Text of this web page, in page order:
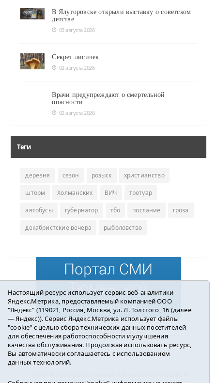
В Ялуторовске открыли выставку о советском
детстве
03 августа 2026
Секрет лисичек
02 августа 2026
Врачи предупреждают о смертельной
опасности
02 августа 2026
Теги
деревня сезон розыск христианство
шторм Холманских ВИЧ тротуар
автобусы губернатор тбо послание гроза
декабристские вечера рыболовство
Погода в Ялуторовске
Настоящий ресурс использует сервис веб-аналитики
Яндекс.Метрика, предоставляемый компанией ООО
"Яндекс" (119021, Россия, Москва, ул. Л. Толстого, 16 (далее
— Яндекс)). Сервис Яндекс.Метрика использует файлы
"cookie" с целью сбора технических данных посетителей
для обеспечения работоспособности и улучшения
качества обслуживания. Продолжая использовать ресурс,
Вы автоматически соглашаетесь с использованием
данных технологий.